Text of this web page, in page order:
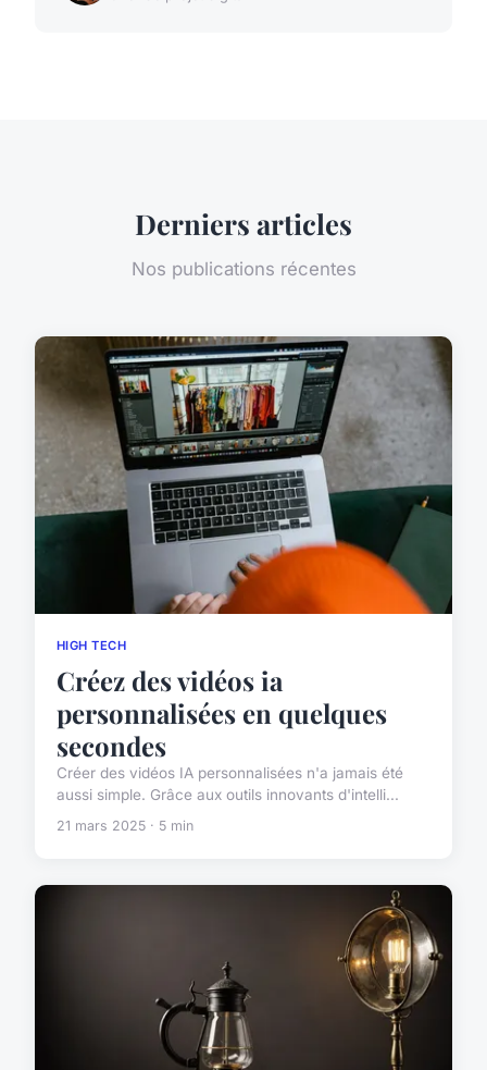
Derniers articles
Nos publications récentes
HIGH TECH
Créez des vidéos ia
personnalisées en quelques
secondes
Créer des vidéos IA personnalisées n'a jamais été
aussi simple. Grâce aux outils innovants d'intelli...
21 mars 2025 · 5 min